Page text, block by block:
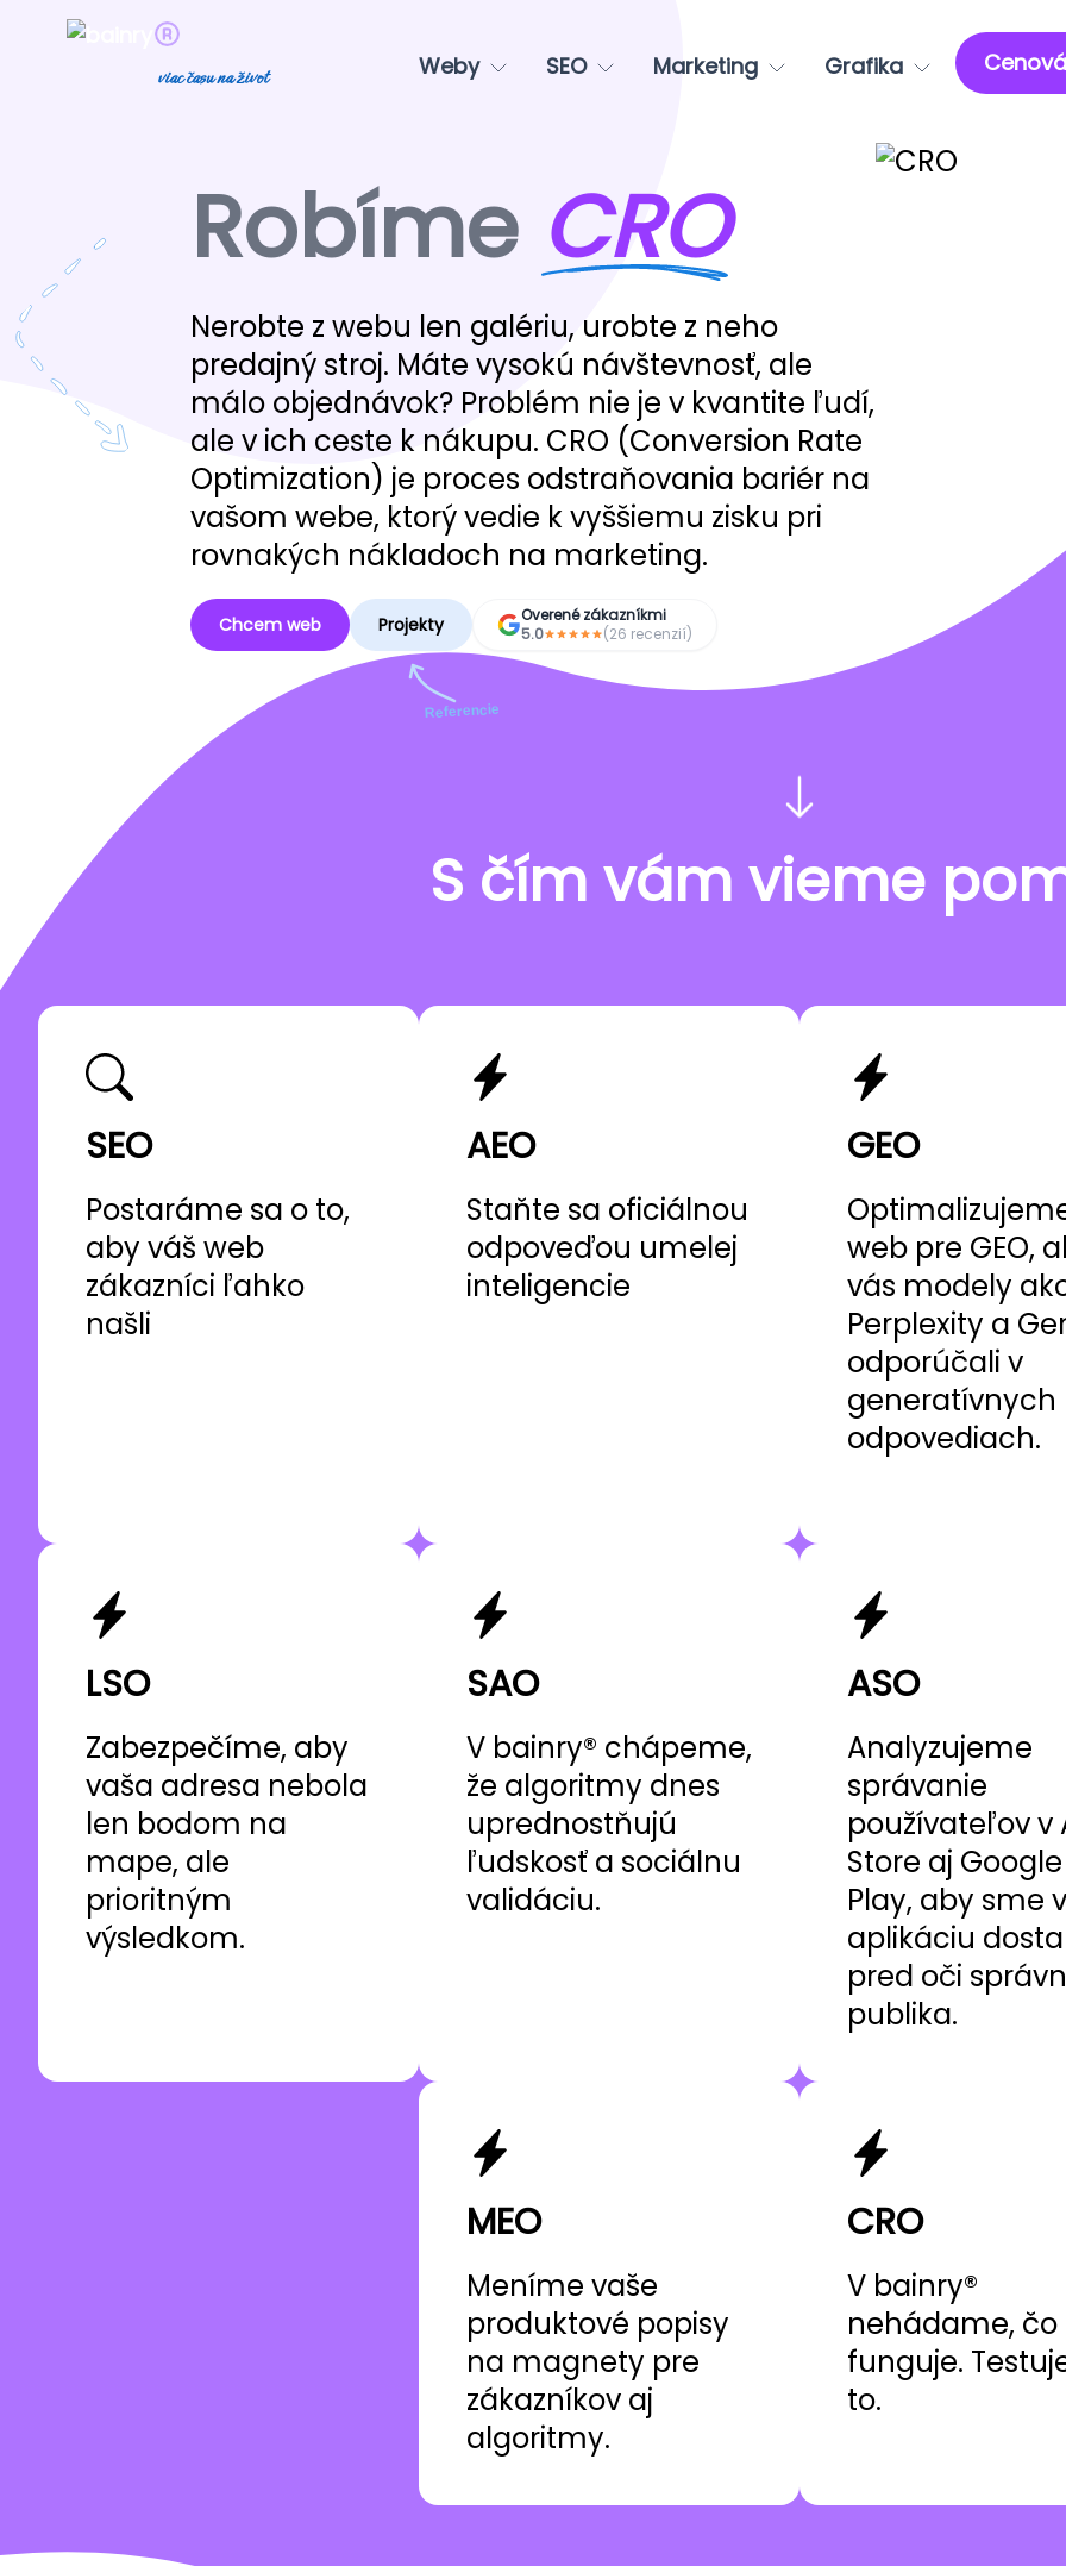
viac času na život Weby SEO Marketing Grafika
Robíme CRO
Nerobte z webu len galériu, urobte z neho
predajný stroj. Máte vysokú návštevnosť, ale
málo objednávok? Problém nie je v kvantite ľudí,
ale v ich ceste k nákupu. CRO (Conversion Rate
Optimization) je proces odstraňovania bariér na
vašom webe, ktorý vedie k vyššiemu zisku pri
rovnakých nákladoch na marketing.
Chcem web Projekty
Referencie
Overené zákazníkmi
5.0
(26 recenzií)
S čím vám vieme
SEO
Postaráme sa o to,
aby váš web
zákazníci ľahko
našli
AEO
Staňte sa oficiálnou
odpoveďou umelej
inteligencie
GEO
web pre GEO,
vás modely
Perplexity a
odporúčali v
generatívnych
odpovediach.
LSO
Zabezpečíme, aby
vaša adresa nebola
len bodom na
mape, ale
prioritným
výsledkom.
SAO
V bainry® chápeme,
že algoritmy dnes
uprednostňujú
ľudskosť a sociálnu
validáciu.
ASO
Analyzujeme
správanie
používateľov v
Store aj Google
Play, aby sme
aplikáciu
pred oči
publika.
MEO
Meníme vaše
produktové popisy
na magnety pre
zákazníkov aj
algoritmy.
CRO
V bainry®
nehádame, čo
funguje.
to.